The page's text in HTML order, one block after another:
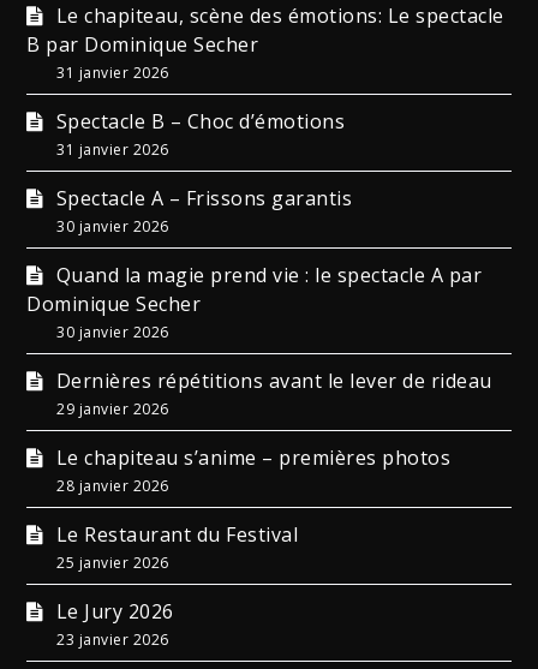
Le chapiteau, scène des émotions: Le spectacle
B par Dominique Secher
31 janvier 2026
Spectacle B – Choc d’émotions
31 janvier 2026
Spectacle A – Frissons garantis
30 janvier 2026
Quand la magie prend vie : le spectacle A par
Dominique Secher
30 janvier 2026
Dernières répétitions avant le lever de rideau
29 janvier 2026
Le chapiteau s’anime – premières photos
28 janvier 2026
Le Restaurant du Festival
25 janvier 2026
Le Jury 2026
23 janvier 2026